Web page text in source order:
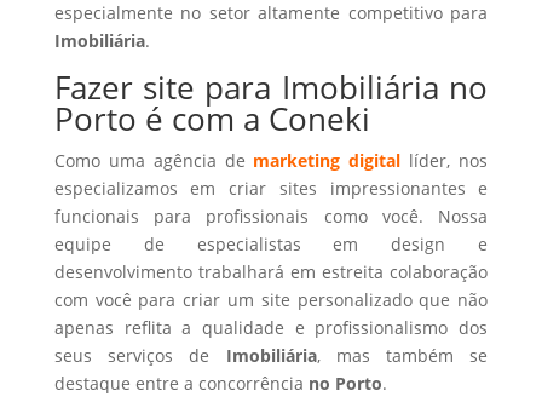
especialmente no setor altamente competitivo para
Imobiliária.
Fazer site para Imobiliária no
Porto é com a Coneki
Como uma agência de marketing digital líder, nos
especializamos em criar sites impressionantes e
funcionais para profissionais como você. Nossa
equipe de especialistas em design e
desenvolvimento trabalhará em estreita colaboração
com você para criar um site personalizado que não
apenas reflita a qualidade e profissionalismo dos
seus serviços de Imobiliária, mas também se
destaque entre a concorrência no Porto.